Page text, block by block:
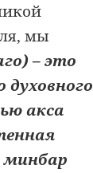
мы
– это
духовного
акса
минбар